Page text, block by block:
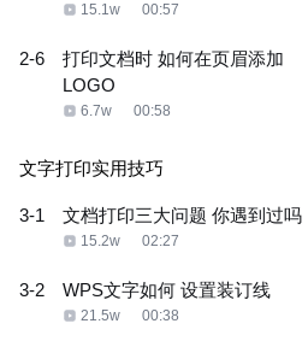
15.1w 00:57
2-6
打印文档时 如何在页眉添加
LOGO
6.7w 00:58
文字打印实用技巧
3-1 文档打印三大问题 你遇到过吗
15.2w 02:27
3-2 WPS文字如何 设置装订线
21.5w 00:38